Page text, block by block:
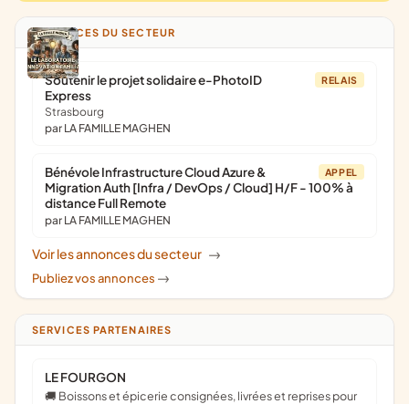
ANNONCES DU SECTEUR
RELAIS
Soutenir le projet solidaire e-PhotoID
Express
Strasbourg
par LA FAMILLE MAGHEN
APPEL
Bénévole Infrastructure Cloud Azure &
Migration Auth [Infra / DevOps / Cloud] H/F - 100% à
distance Full Remote
par LA FAMILLE MAGHEN
Voir les annonces du secteur ->
Publiez vos annonces ->
SERVICES PARTENAIRES
LE FOURGON
🚚 Boissons et épicerie consignées, livrées et reprises pour